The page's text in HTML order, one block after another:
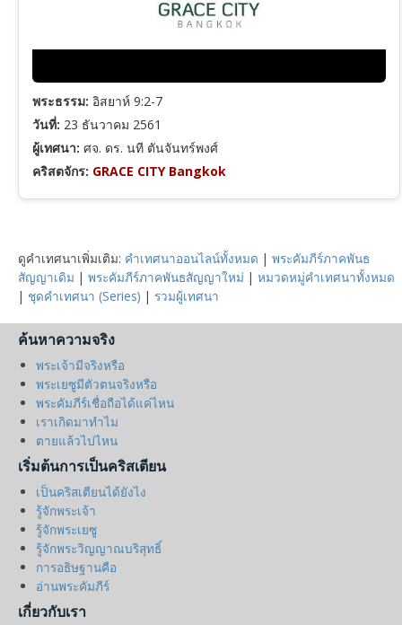
2 ยอห์น
วิวรณ์
พระธรรม: อิสยาห์ 9:2-7
วันที่: 23 ธันวาคม 2561
ผู้เทศนา: ศจ. ดร. นที ตันจันทร์พงศ์
คริสตจักร: GRACE CITY Bangkok
ดูคำเทศนาเพิ่มเติม: คำเทศนาออนไลน์ทั้งหมด | พระคัมภีร์ภาคพันธ
สัญญาเดิม | พระคัมภีร์ภาคพันธสัญญาใหม่ | หมวดหมู่คำเทศนาทั้งหมด
| ชุดคำเทศนา (Series) | รวมผู้เทศนา
ค้นหาความจริง
พระเจ้ามีจริงหรือ
พระเยซูมีตัวตนจริงหรือ
พระคัมภีร์เชื่อถือได้แค่ไหน
เราเกิดมาทำไม
ตายแล้วไปไหน
เริ่มต้นการเป็นคริสเตียน
เป็นคริสเตียนได้ยังไง
รู้จักพระเจ้า
รู้จักพระเยซู
รู้จักพระวิญญาณบริสุทธิ์
การอธิษฐานคือ
อ่านพระคัมภีร์
เกี่ยวกับเรา